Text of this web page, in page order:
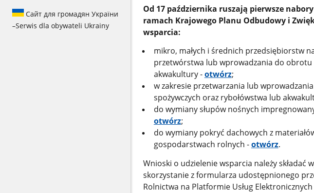
Сайт для громадян України
–Serwis dla obywateli Ukrainy
Od 17 października ruszają pierwsze
ramach Krajowego Planu Odbudowy i
wsparcia:
mikro, małych i średnich przedsiębiorstw
przetwórstwa lub wprowadzania do
akwakultury -otwórz;
w zakresie przetwarzania lub
spożywczych oraz rybołówstwa lub
do wymiany słupów nośnych
otwórz;
do wymiany pokryć dachowych z
gospodarstwach rolnych -otwórz.
Wnioski o udzielenie wsparcia należy składać
skorzystanie z formularza udostępnionego
Rolnictwa na Platformie Usług